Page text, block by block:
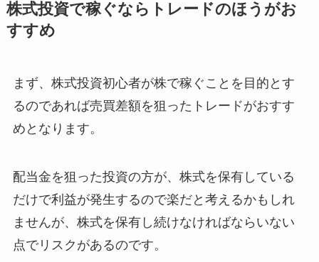
株式投資で稼ぐならトレードのほうがお
すすめ
まず、株式投資初心者が株で稼ぐことを目的とす
るのであれば売買差額を狙ったトレードがおすす
めとなります。
配当金を狙った投資の方が、株式を保有している
だけで利益が発生するので楽だと考えるかもしれ
ませんが、株式を保有し続けなければならいない
点でリスクがあるのです。